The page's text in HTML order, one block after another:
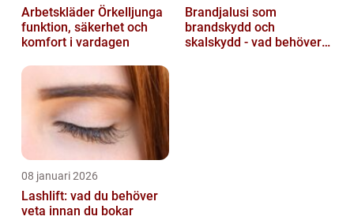
Arbetskläder Örkelljunga
funktion, säkerhet och
komfort i vardagen
Brandjalusi som
brandskydd och
skalskydd - vad behöver
08 januari 2026
Lashlift: vad du behöver
veta innan du bokar